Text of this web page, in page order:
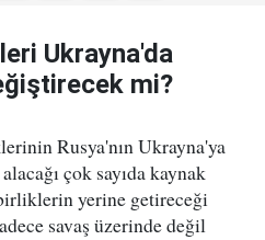
Ukrayna'da
mi?
Rusya'nın Ukrayna'ya
çok sayıda kaynak
yerine getireceği
savaş üzerinde değil